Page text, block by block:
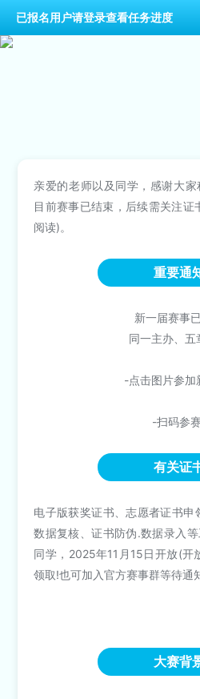
已报名用户请登录查看任务进度
亲爱的老师以及同学，感谢大家
目前赛事已结束，后续需关注
阅读)。
重要通
新一届赛事
同一主办、五
-点击图片参加
-扫码参
有关证
电子版获奖证书、志愿者证书
数据复核、证书防伪.数据录入
同学，2025年11月15日开放(开
领取!也可加入官方赛事群等待通
大赛背